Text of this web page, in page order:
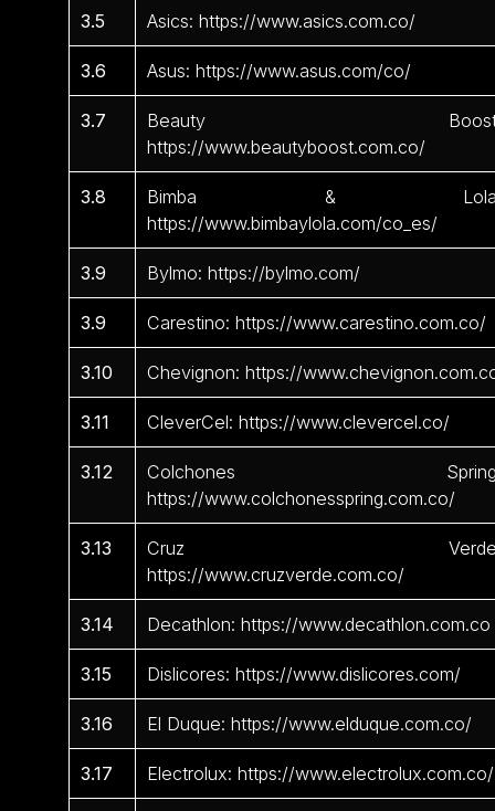
3.5 Asics: https://www.asics.com.co/
3.6 Asus: https://www.asus.com/co/
3.7
Beauty
https://www.beautyboost.com.co/
3.8
Bimba &
https://www.bimbaylola.com/co_es/
3.9 Bylmo: https://bylmo.com/
3.9 Carestino: https://www.carestino.com.co/
3.10 Chevignon: https://
3.11 CleverCel: https://www.clevercel.co/
3.12
Colchones
https://www.colchonesspring.com.co/
3.13
Cruz
https://www.cruzverde.com.co/
3.14 Decathlon: https://www.decathlon.com.co
3.15 Dislicores: https://www.dislicores.com/
3.16 El Duque: https://www.elduque.com.co/
3.17 Electrolux: https://www.electrolux.com.co/